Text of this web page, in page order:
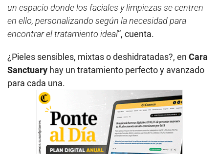
un espacio donde los faciales y limpiezas se centren
en ello, personalizando según la necesidad para
encontrar el tratamiento ideal”, cuenta.
¿Pieles sensibles, mixtas o deshidratadas?, en Cara
Sanctuary hay un tratamiento perfecto y avanzado
para cada una.